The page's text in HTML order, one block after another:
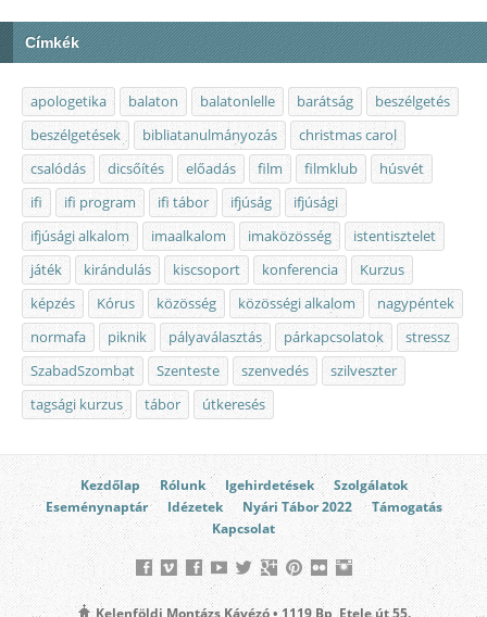
Címkék
apologetika balaton balatonlelle barátság
beszélgetés
beszélgetések
bibliatanulmányozás
christmas carol
csalódás
dicsőítés előadás film filmklub
húsvét
ifi
ifi program ifi tábor ifjúság
ifjúsági
ifjúsági alkalom
imaalkalom imaközösség
istentisztelet
játék
kirándulás kiscsoport konferencia
Kurzus
képzés
Kórus közösség közösségi alkalom
nagypéntek
normafa
piknik pályaválasztás párkapcsolatok
stressz
SzabadSzombat
Szenteste szenvedés
szilveszter
tagsági kurzus
tábor útkeresés
Kezdőlap Rólunk Igehirdetések
Szolgálatok
Eseménynaptár
Idézetek Nyári Tábor 2022
Támogatás
Kapcsolat
Kelenföldi Montázs Kávézó • 1119 Bp, Etele út 55.